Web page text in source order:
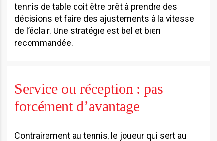
tennis de table doit être prêt à prendre des
décisions et faire des ajustements à la vitesse
de l’éclair. Une stratégie est bel et bien
recommandée.
Service ou réception : pas
forcément d’avantage
Contrairement au tennis, le joueur qui sert au